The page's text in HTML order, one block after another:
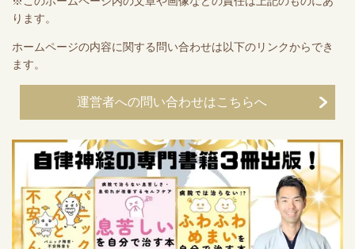
ります。
ホームページの内容に関する問い合わせは以下のリンクからでき
ます。
運営者への問い合わせはこちらへ